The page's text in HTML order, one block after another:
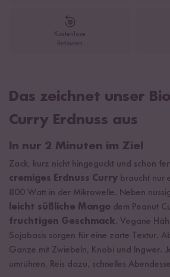
Kostenlose
Retouren
Das zeichnet unser
Curry Erdnuss aus
In nur 2 Minuten im Ziel
Zack, kurz nicht hingeguckt und schon
cremiges Erdnuss Curry braucht nur
800 Watt in der Mikrowelle. Neben
leicht süßliche Mango dem Peanut
fruchtigen Geschmack. Vegane
Sojabasis sorgen für eine zarte Textur.
Ganze mit Zwiebeln, Knobi und Ingwer.
umrühren, Reis dazu, schnelles